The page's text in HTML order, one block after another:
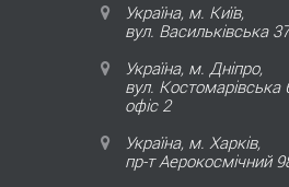
Україна, м. Київ,
вул. Васильківська
Україна, м. Дніпро,
вул. Костомарівська
офіс 2
Україна, м. Харків,
пр-т Аерокосмічний